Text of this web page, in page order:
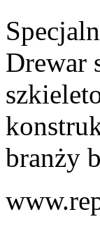
Drewar
branży